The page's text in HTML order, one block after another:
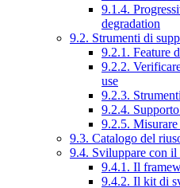
9.1.4.
degradation
9.2. Strumenti di
9.2.1. Feature
9.2.2.
use
9.2.3.
9.2.4.
9.2.5.
9.3. Catalogo del
9.4. Sviluppare con il
9.4.1. Il
9.4.2. Il kit di